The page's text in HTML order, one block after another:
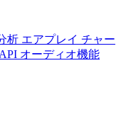
析 エアプレイ チャー
API オーディオ機能